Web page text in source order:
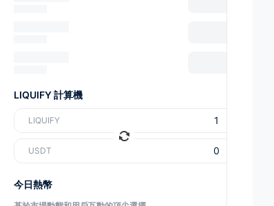
LIQUIFY 計算機
LIQUIFY
USDT
今日熱幣